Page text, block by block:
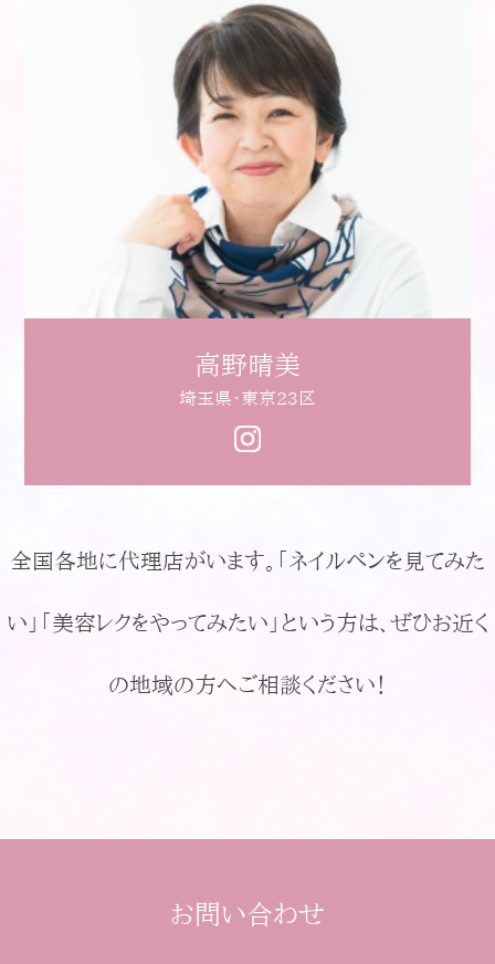
高野晴美
埼玉県・東京23区
全国各地に代理店がいます。「ネイルペンを見てみた
い」「美容レクをやってみたい」という方は、ぜひお近く
の地域の方へご相談ください！
お問い合わせ